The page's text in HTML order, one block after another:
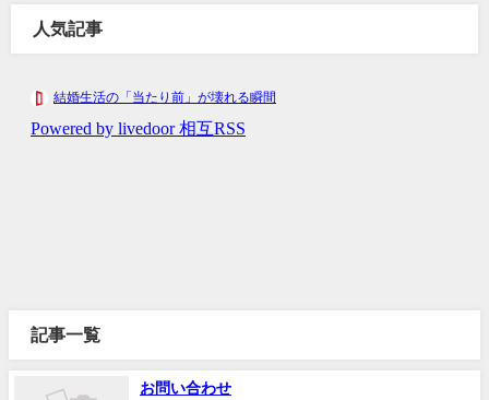
人気記事
記事一覧
お問い合わせ